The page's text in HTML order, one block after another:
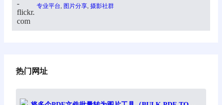
专业平台 图片分享 摄影社群
热门网址